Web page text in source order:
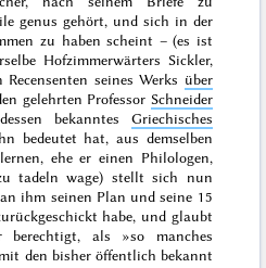
genus gehört, und sich in der
zu haben scheint – (es ist
Hofzimmerwärters Sickler,
seines Werks über
gelehrten Professor Schneider
bekanntes Griechisches
bedeutet hat, aus demselben
ehe er einen Philologen,
tadeln wage) stellt sich nun
ihm seinen Plan und seine 15
habe, und glaubt
als »so manches
den bisher öffentlich bekannt